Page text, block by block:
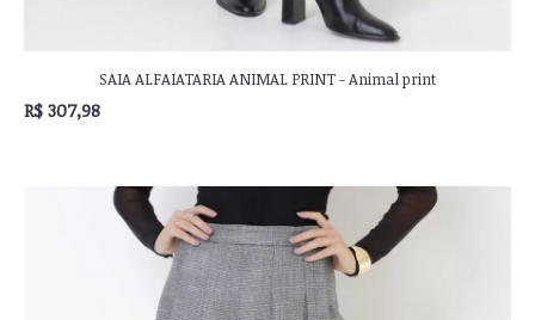
SAIA ALFAIATARIA ANIMAL PRINT - Animal print
R$ 307,98